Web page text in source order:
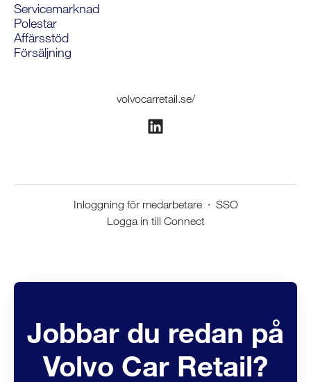
Servicemarknad
Polestar
Affärsstöd
Försäljning
volvocarretail.se/
Inloggning för medarbetare · SSO
Logga in till Connect
Jobbar du redan på
Volvo Car Retail?